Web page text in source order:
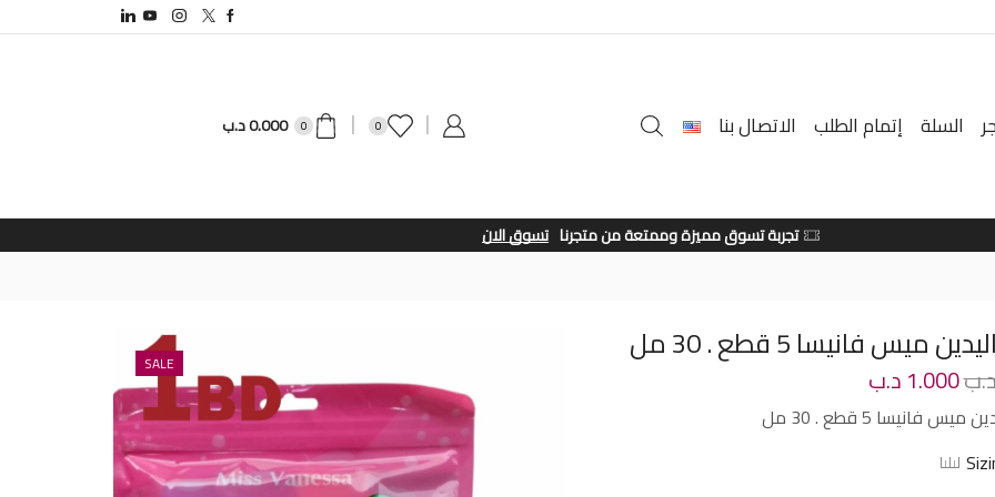
السلة إتمام الطلب الاتصال بنا 0
0
0.000د.ب
تجربة تسوق مميزة وممتعة من متجرنا تسوق الان
SALE ميس فانيسا 5 قطع . 30 مل
1.000د.ب
فانيسا 5 قطع . 30 مل